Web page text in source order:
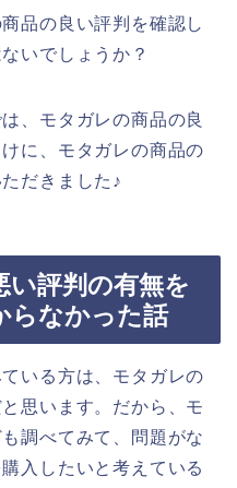
品の良い評判を確認し
いでしょうか？
、モタガレの商品の良
に、モタガレの商品の
だきました♪
い評判の有無を
らなかった話
いる方は、モタガレの
思います。だから、モ
調べてみて、問題がな
入したいと考えている